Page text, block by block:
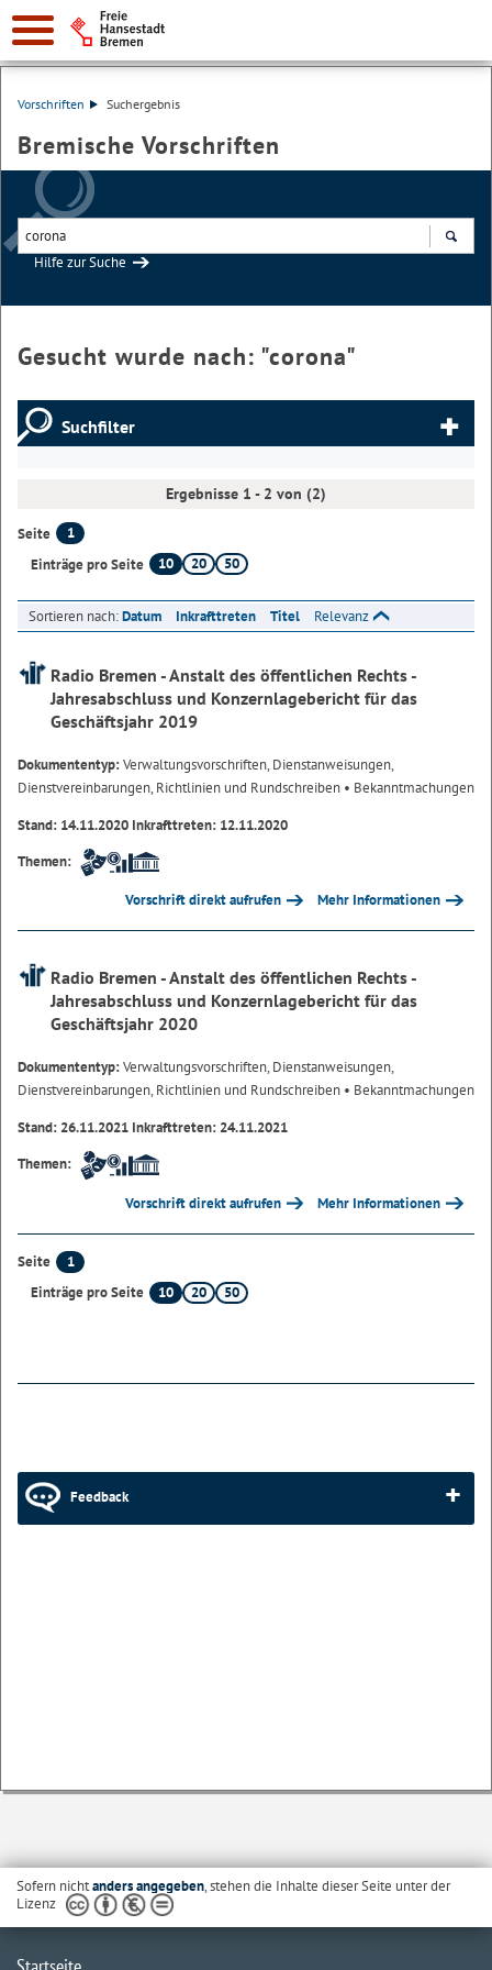
Vorschriften Suchergebnis
Bremische Vorschriften
Hilfe zur Suche
Gesucht wurde nach: "corona"
Suchfilter
Ergebnisse 1 - 2 von (2)
Seite
1
Einträge pro Seite
10 20 50
Sortieren nach:Datum Inkrafttreten Titel Relevanz
Radio Bremen - Anstalt des öffentlichen Rechts -
Jahresabschluss und Konzernlagebericht für das
Geschäftsjahr 2019
Dokumententyp:Verwaltungsvorschriften, Dienstanweisungen,
Dienstvereinbarungen, Richtlinien und Rundschreiben • Bekanntmachungen
Stand: 14.11.2020 Inkrafttreten: 12.11.2020
Themen:
Vorschrift direkt aufrufen Mehr Informationen
Radio Bremen - Anstalt des öffentlichen Rechts -
Jahresabschluss und Konzernlagebericht für das
Geschäftsjahr 2020
Dokumententyp:Verwaltungsvorschriften, Dienstanweisungen,
Dienstvereinbarungen, Richtlinien und Rundschreiben • Bekanntmachungen
Stand: 26.11.2021 Inkrafttreten: 24.11.2021
Themen:
Vorschrift direkt aufrufen Mehr Informationen
Seite
1
Einträge pro Seite
10 20 50
Feedback
Sofern nichtanders angegeben, stehen die Inhalte dieser Seite unter der
Lizenz